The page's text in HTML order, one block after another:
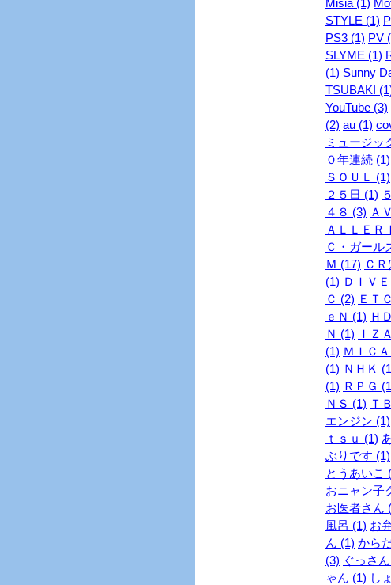
Misia (1)
STYLE (1)
PS3 (1) PV
SLYME (1)
(1) Sunny
TSUBAKI
YouTube (3)
(2) au (1)
ミュージッ
０年連続 (1)
ＳＯＵＬ (1)
２５日 (1)
４８ (3) Ａ
ＡＬＬＥＲ
Ｃ・ガール
Ｍ (17) Ｃ
(1) ＤＩＶ
Ｃ (2) ＥＴ
ｅＮ (1) Ｈ
Ｎ (1)
ＩＺ
(1) ＭＩＣ
(1) ＮＨＫ
(1) ＲＰＧ
ＮＳ (1) Ｔ
エンジン (1)
ｔｓｕ (1)
ぶりです (1)
とうあいこ
おニャン子
お医者さん
風呂 (1) お
ん (1) から
(3) ぐっさ
ゃん (1) し